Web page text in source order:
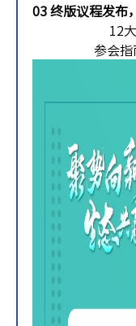
03 终版议程发布
12
参会